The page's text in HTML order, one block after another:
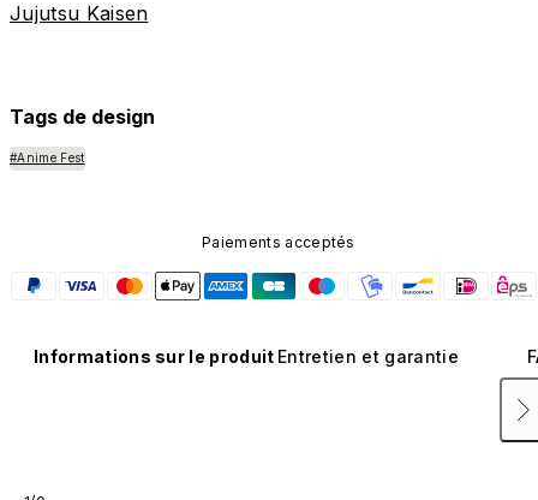
Jujutsu Kaisen
Tags de design
#Anime Fest
Paiements acceptés
Informations sur le produit Entretien et garantie